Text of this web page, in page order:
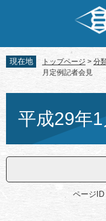
先
頭
す。
を
飛
し
へ
現在地 トップページ > 分
月定例記者会見
平成29年
ページID